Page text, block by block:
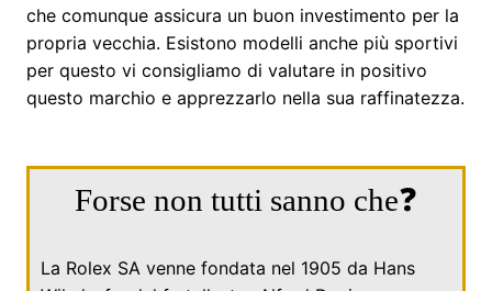
che comunque assicura un buon investimento per la
propria vecchia. Esistono modelli anche più sportivi
per questo vi consigliamo di valutare in positivo
questo marchio e apprezzarlo nella sua raffinatezza.
Forse non tutti sanno che❓
La Rolex SA venne fondata nel 1905 da Hans